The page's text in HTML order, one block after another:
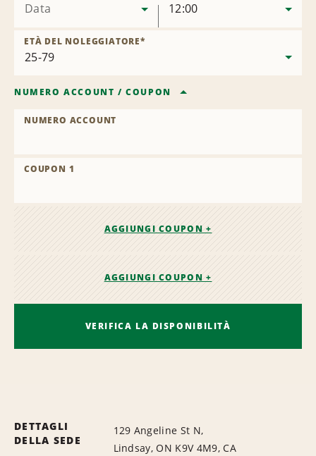
Data 12:00
ETÀ DEL NOLEGGIATORE*
NUMERO ACCOUNT /COUPON
NUMERO ACCOUNT
COUPON 1
AGGIUNGI COUPON +
AGGIUNGI COUPON +
VERIFICA LA DISPONIBILITÀ
DETTAGLI
DELLA SEDE
129 Angeline St N,
Lindsay, ON K9V 4M9, CA